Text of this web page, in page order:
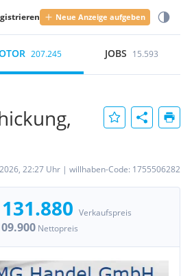
Neue Anzeige aufgeben
207.245 JOBS 15.593
22:27 Uhr | willhaben-Code: 1755506282
Verkaufspreis
Nettopreis